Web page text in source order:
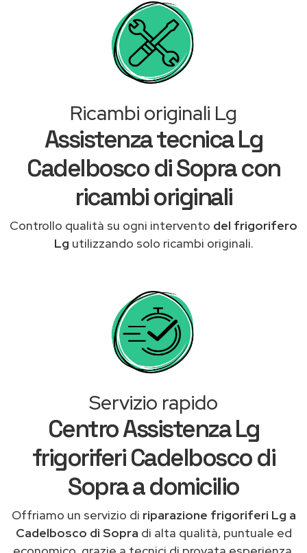
Ricambi originali Lg
Assistenza tecnica Lg
Cadelbosco di Sopra con
ricambi originali
Controllo qualità su ogni intervento del frigorifero
Lg utilizzando solo ricambi originali.
Servizio rapido
Centro Assistenza Lg
frigoriferi Cadelbosco di
Sopra a domicilio
Offriamo un servizio di riparazione frigoriferi Lg a
Cadelbosco di Sopra di alta qualità, puntuale ed